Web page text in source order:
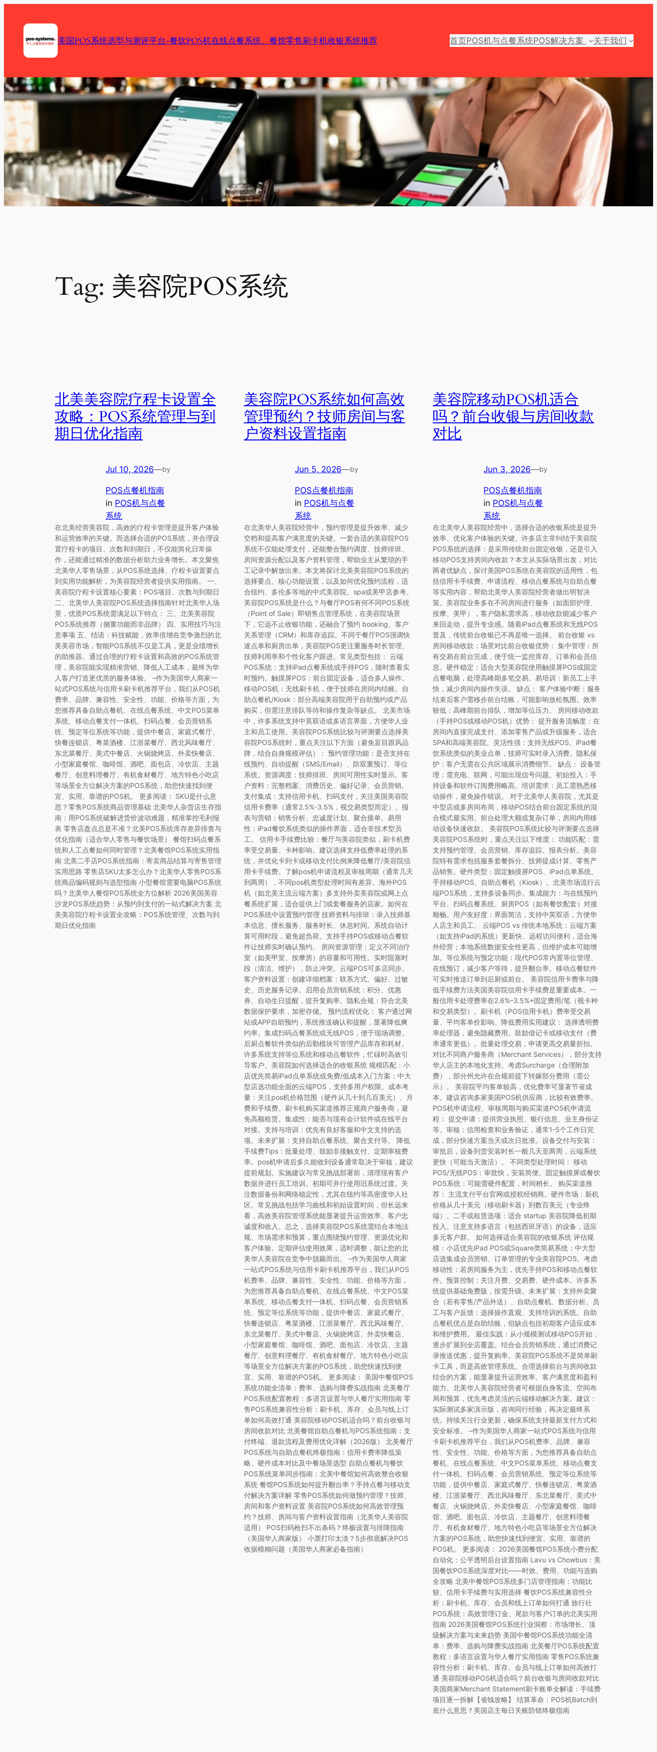
content
美国POS系统选型与测评平台-餐饮POS机在线点餐系统、餐馆零售刷卡机收银系统推荐 首页POS机与点餐系统POS解决方案 关于我们
Tag: 美容院POS系统
北美美容院疗程卡设置全
攻略：POS系统管理与到
期日优化指南
Jul 10, 2026—by
POS点餐机指南
in POS机与点餐
系统
在北美经营美容院，高效的疗程卡管理是提升客户体验
和运营效率的关键。而选择合适的POS系统，并合理设
置疗程卡的项目、次数和到期日，不仅能简化日常操
作，还能通过精准的数据分析助力业务增长。本文聚焦
北美华人零售场景，从POS系统选择、疗程卡设置要点
到实用功能解析，为美容院经营者提供实用指南。 一、
美容院疗程卡设置核心要素：POS项目、次数与到期日
二、北美华人美容院POS系统选择指南针对北美华人场
景，优质POS系统需满足以下特点： 三、北美美容院
POS系统推荐（侧重功能而非品牌） 四、实用技巧与注
意事项 五、结语：科技赋能，效率倍增在竞争激烈的北
美美容市场，智能POS系统不仅是工具，更是业绩增长
的助推器。通过合理的疗程卡设置和高效的POS系统管
理，美容院能实现精准营销、降低人工成本，最终为华
人客户打造更优质的服务体验。 –作为美国华人商家一
站式POS系统与信用卡刷卡机推荐平台，我们从POS机
费率、品牌、兼容性、安全性、功能、价格等方面，为
您推荐具备自助点餐机、在线点餐系统、中文POS菜单
系统、移动点餐支付一体机、扫码点餐、会员营销系
统、预定等位系统等功能，提供中餐店、家庭式餐厅、
快餐连锁店、粤菜酒楼、江浙菜餐厅、西北风味餐厅、
东北菜餐厅、美式中餐店、火锅烧烤店、外卖快餐店、
小型家庭餐馆、咖啡馆、酒吧、面包店、冷饮店、主题
餐厅、创意料理餐厅、有机食材餐厅、地方特色小吃店
等场景全方位解决方案的POS系统，助您快速找到便
宜、实用、靠谱的POS机。 更多阅读： SKU是什么意
思？零售POS系统商品管理基础 北美华人杂货店生存指
南：用POS系统破解进货价波动难题，精准掌控毛利报
表 零售店盘点总是不准？北美POS系统库存差异排查与
优化指南（适合华人零售与餐饮场景） 餐馆扫码点餐系
统和人工点餐如何同时管理？北美餐馆POS系统实用指
南 北美二手店POS系统指南：寄卖商品结算与寄售管理
实用思路 零售店SKU太多怎么办？北美华人零售POS系
统商品编码规则与选型指南 小型餐馆需要电脑POS系统
吗？北美华人餐馆POS系统全方位解析 2026美国美容
沙龙POS系统趋势：从预约到支付的一站式解决方案 北
美美容院疗程卡设置全攻略：POS系统管理、次数与到
期日优化指南
美容院POS系统如何高效
管理预约？技师房间与客
户资料设置指南
Jun 5, 2026—by
POS点餐机指南
in POS机与点餐
系统
在北美华人美容院经营中，预约管理是提升效率、减少
空档和提高客户满意度的关键。一套合适的美容院POS
系统不仅能处理支付，还能整合预约调度、技师排班、
房间资源分配以及客户资料管理，帮助业主从繁琐的手
工记录中解放出来。本文将探讨北美美容院POS系统的
选择要点、核心功能设置，以及如何优化预约流程，适
合纽约、多伦多等地的中式美容院、spa或美甲店参考。
美容院POS系统是什么？与餐厅POS有何不同POS系统
（Point of Sale）即销售点管理系统，在美容院场景
下，它远不止收银功能，还融合了预约 booking、客户
关系管理（CRM）和库存追踪。不同于餐厅POS强调快
速点单和厨房出单，美容院POS更注重服务时长管理、
技师利用率和个性化客户跟进。常见类型包括： 云端
POS系统：支持iPad点餐系统或手持POS，随时查看实
时预约。触摸屏POS：前台固定设备，适合多人操作。
移动POS机：无线刷卡机，便于技师在房间内结账。自
助点餐机/Kiosk：部分高端美容院用于自助预约或产品
购买，但需注意排队等待和操作复杂等缺点。 北美市场
中，许多系统支持中英双语或多语言界面，方便华人业
主和员工使用。美容院POS系统比较与评测要点选择美
容院POS系统时，重点关注以下方面（避免盲目跟风品
牌，结合自身规模评估）： 预约管理功能：是否支持在
线预约、自动提醒（SMS/Email）、防双重预订、等位
系统。资源调度：技师排班、房间可用性实时显示。客
户资料：完整档案、消费历史、偏好记录、会员营销。
支付集成：支持信用卡机、扫码支付，关注美国美容院
信用卡费率（通常2.5%-3.5%，视交易类型而定）。报
表与营销：销售分析、忠诚度计划、聚合接单。易用
性：iPad餐饮系统类似的操作界面，适合非技术型员
工。 信用卡手续费比较：餐厅与美容院类似，刷卡机费
率受交易量、卡种影响。建议选择支持低费率处理的系
统，并优化卡到卡或移动支付比例来降低餐厅/美容院信
用卡手续费。了解pos机申请流程及审核周期（通常几天
到两周），不同pos机类型处理时间有差异。海外POS
机（如北美主流云端方案）多支持外卖美容院或网上点
餐系统扩展，适合提供上门或套餐服务的店家。如何在
POS系统中设置预约管理 技师资料与排班：录入技师基
本信息、擅长服务、服务时长、休息时间。系统自动计
算可用时段，避免超负荷。支持手持POS或移动点餐软
件让技师实时确认预约。 房间资源管理：定义不同治疗
室（如美甲室、按摩房）的容量和可用性。实时阻塞时
段（清洁、维护），防止冲突。云端POS可多店同步。
客户资料设置：创建详细档案：联系方式、偏好、过敏
史、历史服务记录。启用会员营销系统：积分、优惠
券、自动生日提醒，提升复购率。隐私合规：符合北美
数据保护要求，加密存储。 预约流程优化： 客户通过网
站或APP自助预约，系统推送确认和提醒，显著降低爽
约率。集成扫码点餐系统或无线POS，便于现场调整。
后厨点餐软件类似的后勤模块可管理产品库存和耗材。
许多系统支持等位系统和移动点餐软件，忙碌时高效引
导客户。美容院如何选择适合的收银系统 规模匹配：小
店优先简易iPad点单系统或免费/低成本入门方案；中大
型店选功能全面的云端POS，支持多用户权限。成本考
量：关注pos机价格范围（硬件从几十到几百美元）、月
费和手续费。刷卡机购买渠道推荐正规商户服务商，避
免高额租赁。集成性：能否与现有会计软件或在线平台
对接。支持与培训：优先有良好客服和中文支持的选
项。未来扩展：支持自助点餐系统、聚合支付等。 降低
手续费Tips：批量处理、鼓励非接触支付、定期审核费
率。pos机申请后多久能收到设备通常取决于审核，建议
提前规划。实施建议与常见挑战部署前，清理现有客户
数据并进行员工培训。初期可并行使用旧系统过渡。关
注数据备份和网络稳定性，尤其在纽约等高密度华人社
区。常见挑战包括学习曲线和初始设置时间，但长远来
看，高效美容院管理系统能显著提升运营效率、客户忠
诚度和收入。总之，选择美容院POS系统需结合本地法
规、市场需求和预算，重点围绕预约管理、资源优化和
客户体验。定期评估使用效果，适时调整，能让您的北
美华人美容院在竞争中脱颖而出。 –作为美国华人商家
一站式POS系统与信用卡刷卡机推荐平台，我们从POS
机费率、品牌、兼容性、安全性、功能、价格等方面，
为您推荐具备自助点餐机、在线点餐系统、中文POS菜
单系统、移动点餐支付一体机、扫码点餐、会员营销系
统、预定等位系统等功能，提供中餐店、家庭式餐厅、
快餐连锁店、粤菜酒楼、江浙菜餐厅、西北风味餐厅、
东北菜餐厅、美式中餐店、火锅烧烤店、外卖快餐店、
小型家庭餐馆、咖啡馆、酒吧、面包店、冷饮店、主题
餐厅、创意料理餐厅、有机食材餐厅、地方特色小吃店
等场景全方位解决方案的POS系统，助您快速找到便
宜、实用、靠谱的POS机。 更多阅读： 美国中餐馆POS
系统功能全清单：费率、选购与降费实战指南 北美餐厅
POS系统配置教程：多语言设置与华人餐厅实用指南 零
售POS系统兼容性分析：刷卡机、库存、会员与线上订
单如何高效打通 美容院移动POS机适合吗？前台收银与
房间收款对比 北美餐馆自助点餐机与POS系统指南：支
付终端、退款流程及费用优化详解（2026版） 北美餐厅
POS系统与自助点餐机终极指南：信用卡费率降低策
略、硬件成本对比及中餐场景选型 自助点餐机与餐饮
POS系统菜单同步指南：北美中餐馆如何高效整合收银
系统 餐馆POS系统如何提升翻台率？手持点餐与移动支
付解决方案详解 零售POS系统如何做预约管理？技师、
房间和客户资料设置 美容院POS系统如何高效管理预
约？技师、房间与客户资料设置指南（北美华人美容院
适用） POS扫码枪扫不出条码？终极设置与排障指南
（美国华人商家版） 小票打印太淡？5步彻底解决POS
收据模糊问题（美国华人商家必备指南）
美容院移动POS机适合
吗？前台收银与房间收款
对比
Jun 3, 2026—by
POS点餐机指南
in POS机与点餐
系统
在北美华人美容院经营中，选择合适的收银系统是提升
效率、优化客户体验的关键。许多店主常纠结于美容院
POS系统的选择：是采用传统前台固定收银，还是引入
移动POS支持房间内收款？本文从实际场景出发，对比
两者优缺点，探讨美国POS系统在美容院的适用性，包
括信用卡手续费、申请流程、移动点餐系统与自助点餐
等实用内容，帮助北美华人美容院经营者做出明智决
策。美容院业务多在不同房间进行服务（如面部护理、
按摩、美甲），客户隐私需求高，移动收款能减少客户
来回走动，提升专业感。随着iPad点餐系统和无线POS
普及，传统前台收银已不再是唯一选择。 前台收银 vs
房间移动收款：场景对比前台收银优势： 集中管理：所
有交易在前台完成，便于统一监控库存、订单和会员信
息。硬件稳定：适合大型美容院使用触摸屏POS或固定
点餐电脑，处理高峰期多笔交易。易培训：新员工上手
快，减少房间内操作失误。 缺点： 客户体验中断：服务
结束后客户需移步前台结账，可能影响放松氛围。效率
较低：高峰期前台排队，增加等位压力。 房间移动收款
（手持POS或移动POS机）优势： 提升服务流畅度：在
房间内直接完成支付、添加零售产品或升级服务，适合
SPA和高端美容院。灵活性强：支持无线POS、iPad餐
饮系统类似的美业点单，技师可实时录入消费。隐私保
护：客户无需在公共区域展示消费细节。 缺点： 设备管
理：需充电、联网，可能出现信号问题。初始投入：手
持设备和软件订阅费用略高。培训需求：员工需熟悉移
动操作，避免操作错误。 对于北美华人美容院，尤其是
中型店或多房间布局，移动POS结合前台固定系统的混
合模式最实用。前台处理大额或复杂订单，房间内用移
动设备快速收款。 美容院POS系统比较与评测要点选择
美容院POS系统时，重点关注以下维度： 功能匹配：需
支持预约管理、会员营销、库存追踪、报表分析。美容
院特有需求包括服务套餐拆分、技师提成计算、零售产
品销售。硬件类型：固定触摸屏POS、iPad点单系统、
手持移动POS、自助点餐机（Kiosk）。北美市场流行云
端POS系统，支持多设备同步。集成能力：与在线预约
平台、扫码点餐系统、厨房POS（如有餐饮配套）对接
顺畅。用户友好度：界面简洁，支持中英双语，方便华
人店主和员工。 云端POS vs 传统本地系统：云端方案
（如支持iPad的系统）更新快、远程访问便利，适合海
外经营；本地系统数据安全性更高，但维护成本可能增
加。等位系统与预定功能：现代POS常内置等位管理、
在线预订，减少客户等待，提升翻台率。移动点餐软件
可实时推送订单到后厨或前台。 美容院信用卡费率与降
低手续费方法美国美容院信用卡手续费是重要成本。一
般信用卡处理费率在2.6%–3.5%+固定费用/笔（视卡种
和交易类型）。刷卡机（POS信用卡机）费率受交易
量、平均客单价影响。降低费用实用建议： 选择透明费
率处理器，避免隐藏费用。鼓励借记卡或移动支付（费
率通常更低）。批量处理交易，申请更高交易量折扣。
对比不同商户服务商（Merchant Services），部分支持
华人店主的本地化支持。考虑Surcharge（合理附加
费），部分州允许在合规前提下转嫁部分费用（需公
示）。 美容院平均客单较高，优化费率可显著节省成
本。建议咨询多家美国POS机供应商，比较有效费率。
POS机申请流程、审核周期与购买渠道POS机申请流
程： 提交申请：提供营业执照、银行信息、业主身份证
等。审核：信用检查和业务验证，通常1-5个工作日完
成，部分快速方案当天或次日批准。设备交付与安装：
审批后，设备到货安装时长一般几天至两周，云端系统
更快（可能当天激活）。 不同类型处理时间： 移动
POS/无线POS：审批快，安装简便。固定触摸屏或餐饮
POS系统：可能需硬件配置，时间稍长。 购买渠道推
荐： 主流支付平台官网或授权经销商。硬件市场：新机
价格从几十美元（移动刷卡器）到数百美元（专业终
端）。二手或租赁选项：适合 startup 美容院降低初期
投入。注意支持多语言（包括西班牙语）的设备，适应
多元客户群。 如何选择适合美容院的收银系统 评估规
模：小店优先iPad POS或Square类简易系统；中大型
店选集成会员营销、订单管理的专业美容院POS。考虑
移动性：若房间服务为主，优先手持POS和移动点餐软
件。预算控制：关注月费、交易费、硬件成本。许多系
统提供基础免费版，按需升级。未来扩展：支持外卖聚
合（若有零售/产品外送）、自助点餐机、数据分析。员
工与客户反馈：选择操作直观、支持培训的系统。自助
点餐机优点是自助结账，但缺点包括初期客户适应成本
和维护费用。 最佳实践：从小规模测试移动POS开始，
逐步扩展到全店覆盖。结合会员营销系统，通过消费记
录推送优惠，提升复购率。美容院POS系统不是简单刷
卡工具，而是高效管理系统。合理选择前台与房间收款
结合的方案，能显著提升运营效率、客户满意度和盈利
能力。北美华人美容院经营者可根据自身客流、空间布
局和预算，优先考虑灵活的云端移动解决方案。建议：
实际测试多家演示版，咨询同行经验，再决定最终系
统。持续关注行业更新，确保系统支持最新支付方式和
安全标准。 –作为美国华人商家一站式POS系统与信用
卡刷卡机推荐平台，我们从POS机费率、品牌、兼容
性、安全性、功能、价格等方面，为您推荐具备自助点
餐机、在线点餐系统、中文POS菜单系统、移动点餐支
付一体机、扫码点餐、会员营销系统、预定等位系统等
功能，提供中餐店、家庭式餐厅、快餐连锁店、粤菜酒
楼、江浙菜餐厅、西北风味餐厅、东北菜餐厅、美式中
餐店、火锅烧烤店、外卖快餐店、小型家庭餐馆、咖啡
馆、酒吧、面包店、冷饮店、主题餐厅、创意料理餐
厅、有机食材餐厅、地方特色小吃店等场景全方位解决
方案的POS系统，助您快速找到便宜、实用、靠谱的
POS机。 更多阅读： 2026美国餐馆POS系统小费分配
自动化：公平透明后台设置指南 Lavu vs Chowbus：美
国餐饮POS系统深度对比——时效、费用、功能与选购
全攻略 北美中餐馆POS系统多门店管理指南：功能比
较、信用卡手续费与实用选择 餐饮POS系统兼容性分
析：刷卡机、库存、会员和线上订单如何打通 旅行社
POS系统：高效管理订金、尾款与客户订单的北美实用
指南 2026美国餐馆POS系统行业洞察：市场增长、顶
级解决方案与未来趋势 美国中餐馆POS系统功能全清
单：费率、选购与降费实战指南 北美餐厅POS系统配置
教程：多语言设置与华人餐厅实用指南 零售POS系统兼
容性分析：刷卡机、库存、会员与线上订单如何高效打
通 美容院移动POS机适合吗？前台收银与房间收款对比
美国商家Merchant Statement刷卡账单全解读：手续费
项目逐一拆解【省钱攻略】 结算革命：POS机Batch到
底什么意思？美国店主每日关账防错终极指南